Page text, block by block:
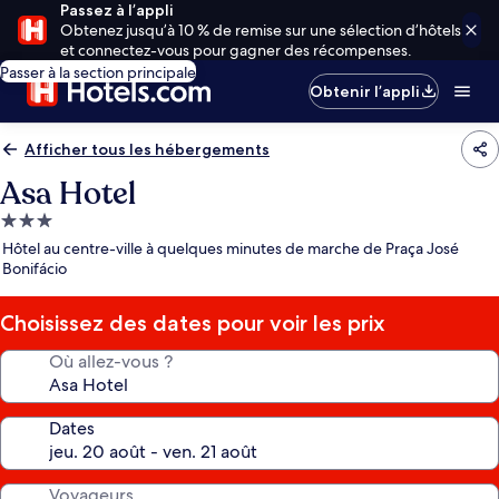
Passez à l’appli
Obtenez jusqu’à 10 % de remise sur une sélection d’hôtels
et connectez-vous pour gagner des récompenses.
Passer à la section principale
Obtenir l’appli
Afficher tous les hébergements
Asa Hotel
Hébergement
3.0 étoiles
Hôtel au centre-ville à quelques minutes de marche de Praça José
Bonifácio
Choisissez des dates pour voir les prix
Où allez-vous ?
Dates